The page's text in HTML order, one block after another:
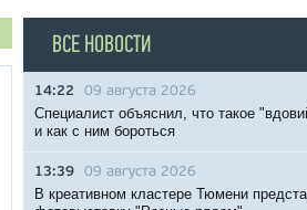
ВСЕ НОВОСТИ
14:22 09 августа 2026
Специалист объяснил, что такое
и как с ним бороться
13:39 09 августа 2026
В креативном кластере Тюмени